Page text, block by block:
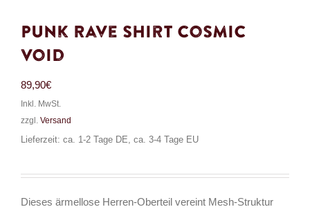
Punk Rave Shirt Cosmic
Void
89,90€
Inkl. MwSt.
zzgl. Versand
Lieferzeit: ca. 1-2 Tage DE, ca. 3-4 Tage EU
Dieses ärmellose Herren-Oberteil vereint Mesh-Struktur